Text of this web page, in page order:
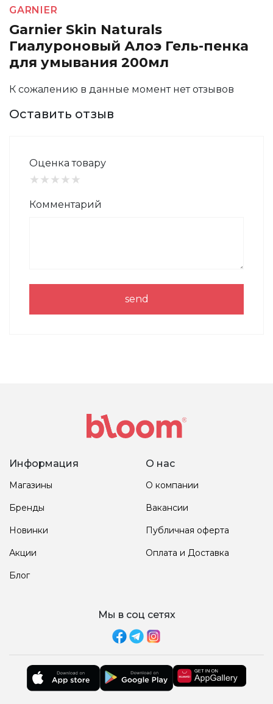
GARNIER
Garnier Skin Naturals
Гиалуроновый Алоэ Гель-пенка
для умывания 200мл
К сожалению в данные момент нет отзывов
Оставить отзыв
Оценка товару
★ ★ ★ ★ ★
Комментарий
send
Информация
Магазины
Бренды
Новинки
Акции
Блог
О нас
О компании
Вакансии
Публичная оферта
Оплата и Доставка
Мы в соц сетях